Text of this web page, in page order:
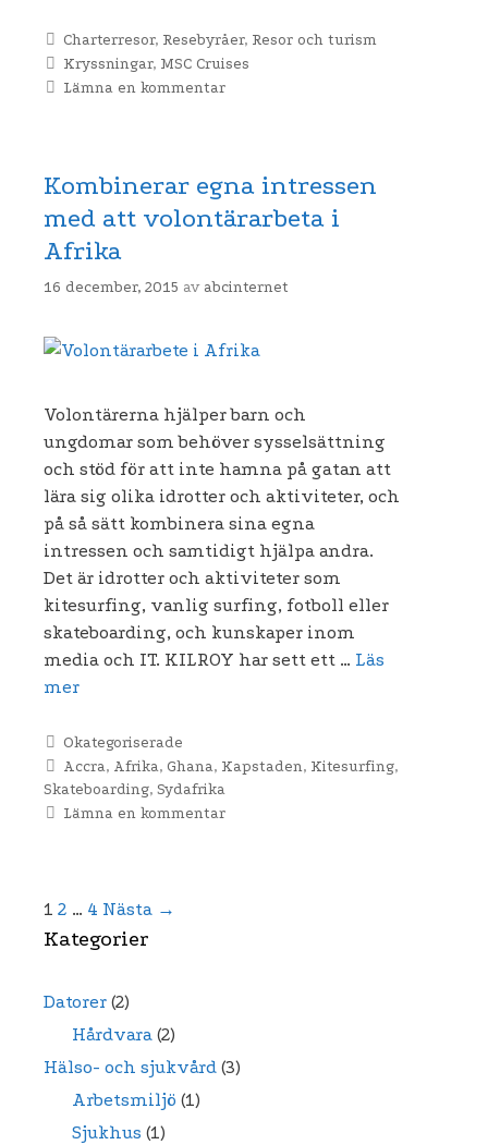
Kategorier
Charterresor, Resebyråer, Resor och turism
Etiketter
Kryssningar, MSC Cruises
Lämna en kommentar
Kombinerar egna intressen
med att volontärarbeta i
Afrika
16 december, 2015 av abcinternet
Volontärerna hjälper barn och
ungdomar som behöver sysselsättning
och stöd för att inte hamna på gatan att
lära sig olika idrotter och aktiviteter, och
på så sätt kombinera sina egna
intressen och samtidigt hjälpa andra.
Det är idrotter och aktiviteter som
kitesurfing, vanlig surfing, fotboll eller
skateboarding, och kunskaper inom
media och IT. KILROY har sett ett … Läs
mer
Kategorier
Okategoriserade
Etiketter
Accra, Afrika, Ghana, Kapstaden, Kitesurfing,
Skateboarding, Sydafrika
Lämna en kommentar
Inläggsnavigering
1 2 … 4 Nästa →
Kategorier
Datorer (2)
Hårdvara(2)
Hälso- och sjukvård (3)
Arbetsmiljö (1)
Sjukhus (1)